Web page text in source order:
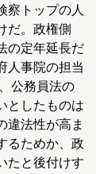
察トップの人
だ。政権側
の定年延長だ
人事院の担当
公務員法の
としたものは
違法性が高ま
るためか、政
たと後付けす